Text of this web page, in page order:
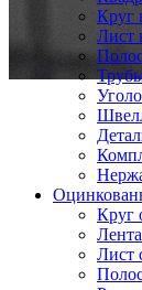
Круг
Лист
Круг
Лист